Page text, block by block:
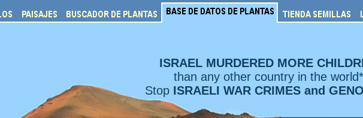
ISRAEL MURDERED MORE
than any other country in the world*
Stop ISRAELI WAR CRIMES and